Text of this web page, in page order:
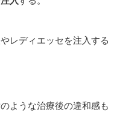
レディエッセを注入する
ような治療後の違和感も